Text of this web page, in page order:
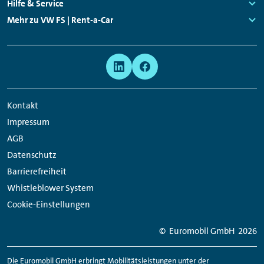
Links:
Hilfe & Service
Links:
Mehr zu VW FS | Rent-a-Car
Kontakt
Impressum
AGB
Datenschutz
Barrierefreiheit
Whistleblower System
Cookie-Einstellungen
Network
Links
© Euromobil GmbH 2026
Die Euromobil GmbH erbringt Mobilitätsleistungen unter der